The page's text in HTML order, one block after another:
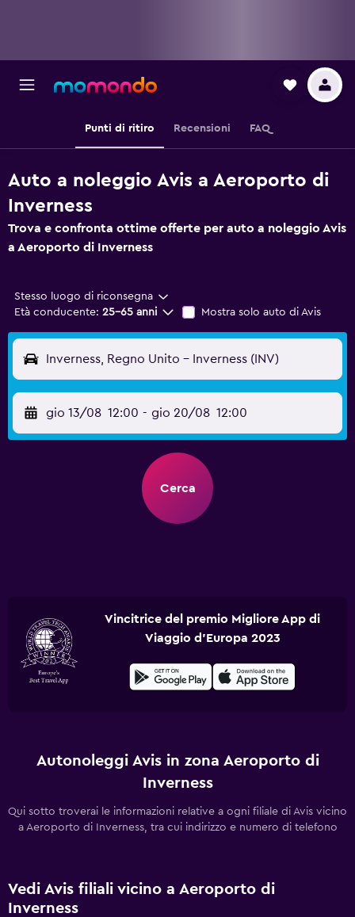
Punti di ritiro Recensioni FAQ
Auto a noleggio Avis a Aeroporto di
Inverness
Trova e confronta ottime offerte per auto a noleggio Avis
a Aeroporto di Inverness
Stesso luogo di riconsegna
Età conducente: 25-65 anni Mostra solo auto di Avis
Inverness, Regno Unito - Inverness (INV)
gio 13/08 12:00 - gio 20/08 12:00
Cerca
Vincitrice del premio Migliore App di
Viaggio d'Europa 2023
Autonoleggi Avis in zona Aeroporto di
Inverness
Qui sotto troverai le informazioni relative a ogni filiale di Avis vicino
a Aeroporto di Inverness, tra cui indirizzo e numero di telefono
Vedi Avis filiali vicino a Aeroporto di
Inverness